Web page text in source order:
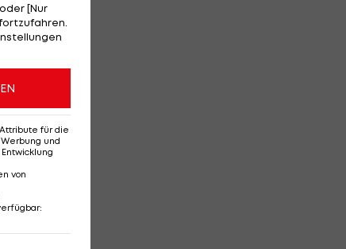
[Nur
für die
und
von
: